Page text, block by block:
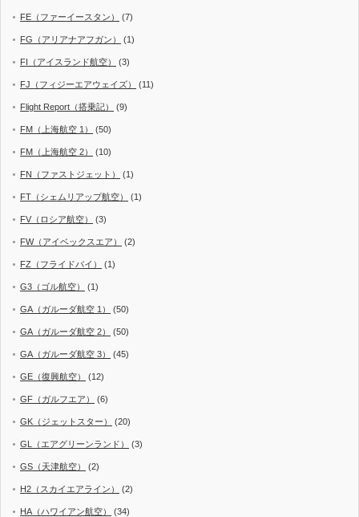
FE（ファーイースタン） (7)
FG（アリアナアフガン） (1)
FI（アイスランド航空） (3)
FJ（フィジーエアウェイズ） (11)
Flight Report（搭乗記） (9)
FM（上海航空 1） (50)
FM（上海航空 2） (10)
FN（ファストジェット） (1)
FT（シェムリアップ航空） (1)
FV（ロシア航空） (3)
FW（アイベックスエア） (2)
FZ（フライドバイ） (1)
G3（ゴル航空） (1)
GA（ガルーダ航空 1） (50)
GA（ガルーダ航空 2） (50)
GA（ガルーダ航空 3） (45)
GE（復興航空） (12)
GF（ガルフエア） (6)
GK（ジェットスター） (20)
GL（エアグリーンランド） (3)
GS（天津航空） (2)
H2（スカイエアライン） (2)
HA（ハワイアン航空） (34)